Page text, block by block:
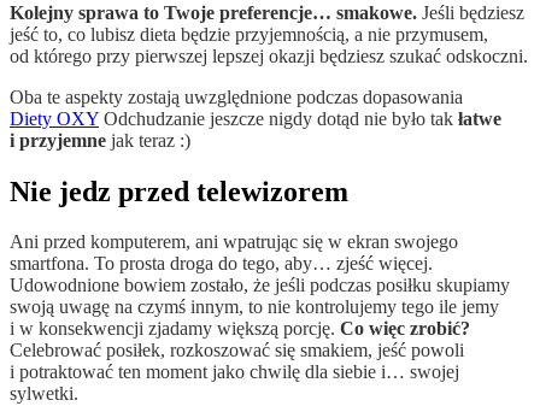
Kolejny sprawa to Twoje preferencje… smakowe. Jeśli będziesz
jeść to, co lubisz dieta będzie przyjemnością, a nie przymusem,
od którego przy pierwszej lepszej okazji będziesz szukać odskoczni.
Oba te aspekty zostają uwzględnione podczas dopasowania
Diety OXY Odchudzanie jeszcze nigdy dotąd nie było tak łatwe
i przyjemne jak teraz :)
Nie jedz przed telewizorem
Ani przed komputerem, ani wpatrując się w ekran swojego
smartfona. To prosta droga do tego, aby… zjeść więcej.
Udowodnione bowiem zostało, że jeśli podczas posiłku skupiamy
swoją uwagę na czymś innym, to nie kontrolujemy tego ile jemy
i w konsekwencji zjadamy większą porcję. Co więc zrobić?
Celebrować posiłek, rozkoszować się smakiem, jeść powoli
i potraktować ten moment jako chwilę dla siebie i… swojej
sylwetki.